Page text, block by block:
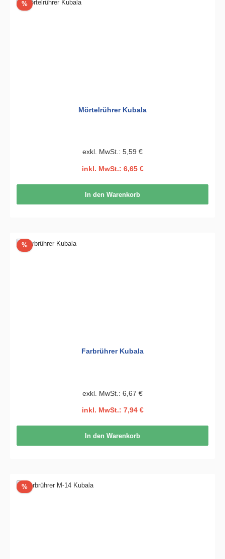
%Rabatt
Mörtelrührer Kubala
exkl. MwSt.: 5,59 €
inkl. MwSt.: 6,65 €
In den Warenkorb
%Rabatt
Farbrührer Kubala
exkl. MwSt.: 6,67 €
inkl. MwSt.: 7,94 €
In den Warenkorb
%Rabatt